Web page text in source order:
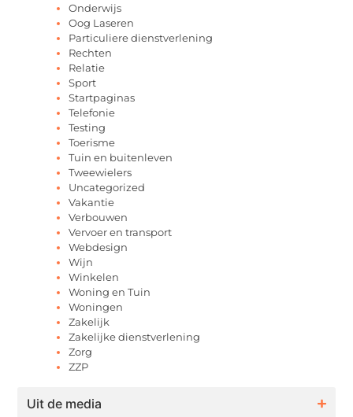
Onderwijs
Oog Laseren
Particuliere dienstverlening
Rechten
Relatie
Sport
Startpaginas
Telefonie
Testing
Toerisme
Tuin en buitenleven
Tweewielers
Uncategorized
Vakantie
Verbouwen
Vervoer en transport
Webdesign
Wijn
Winkelen
Woning en Tuin
Woningen
Zakelijk
Zakelijke dienstverlening
Zorg
ZZP
Uit de media